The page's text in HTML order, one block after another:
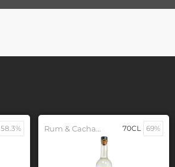
58.3% Rum & Cachaca 70CL 69%